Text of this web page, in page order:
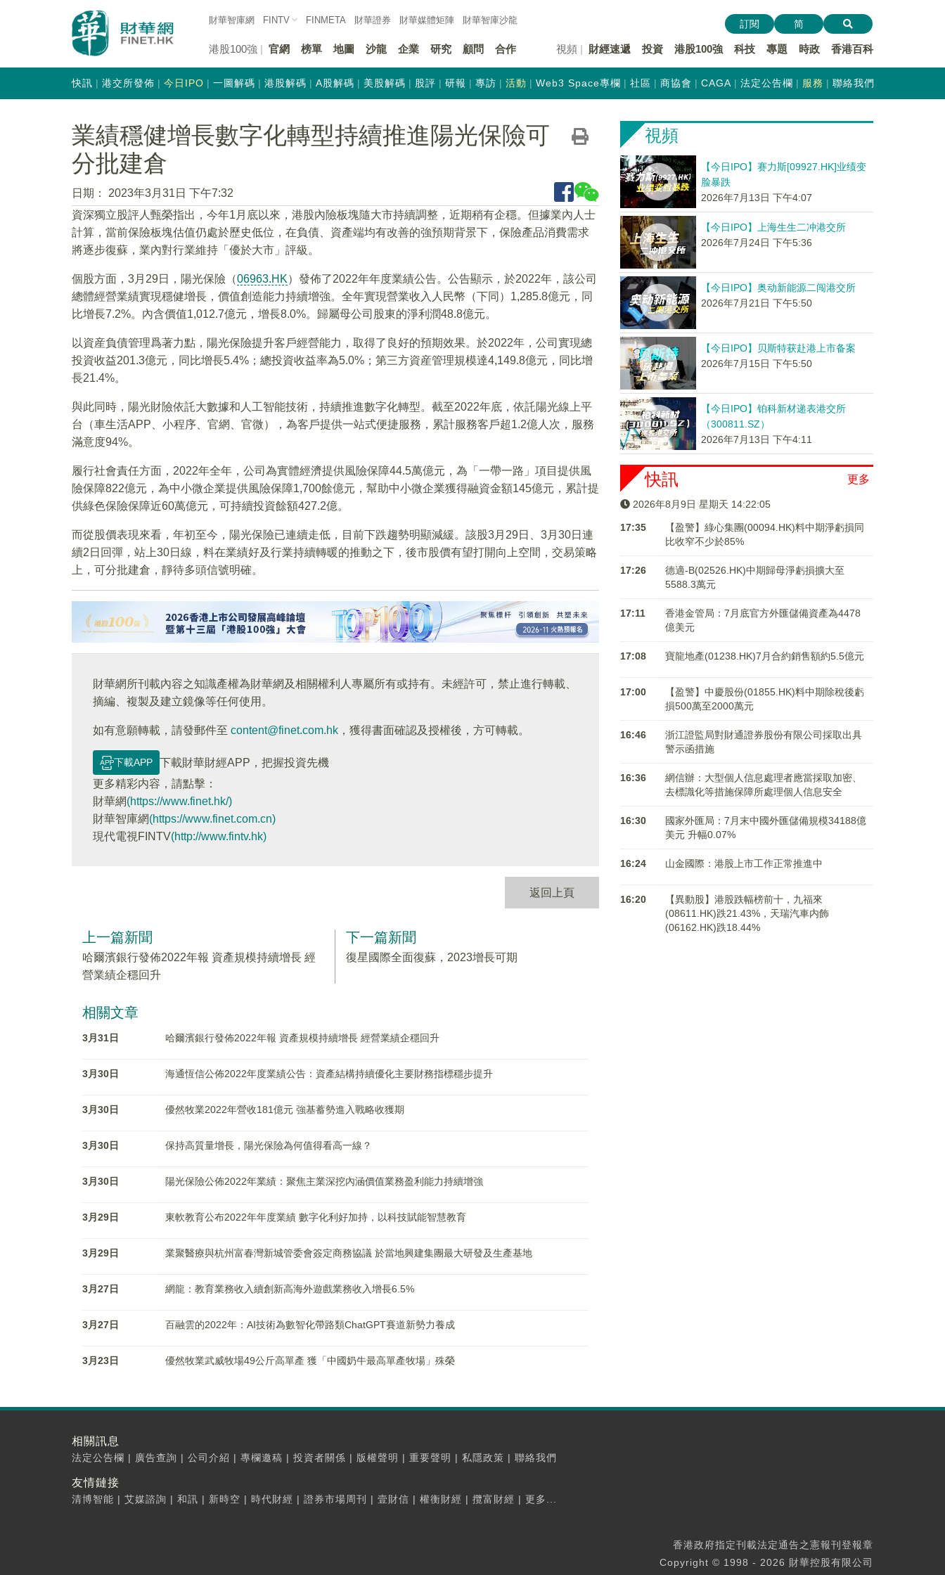
財華智庫網 FINTV FINMETA 財華證券 財華媒體矩陣 財華智庫沙龍
港股100強 官網 榜單 地圖 沙龍 企業 研究 顧問 合作 視頻 財經速遞 投資 港股100強 科技 專題 時政 香港百科
訂閱 简
快訊 港交所發佈 今日IPO 一圖解碼 港股解碼 A股解碼 美股解碼 股評 研報 專訪 活動 Web3 Space專欄 社區 商協會 CAGA 法定公告欄 服務 聯絡我們
業績穩健增長數字化轉型持續推進陽光保險可
分批建倉
日期：
2023年3月31日 下午7:32
資深獨立股評人甄榮指出，今年1月底以來，港股內險板塊隨大市持續調整，近期稍有企穩。但據業內人士
計算，當前保險板塊估值仍處於歷史低位，在負債、資產端均有改善的強預期背景下，保險產品消費需求
將逐步復蘇，業內對行業維持「優於大市」評級。
個股方面，3月29日，陽光保險（06963.HK）發佈了2022年年度業績公告。公告顯示，於2022年，該公司
總體經營業績實現穩健增長，價值創造能力持續增強。全年實現營業收入人民幣（下同）1,285.8億元，同
比增長7.2%。內含價值1,012.7億元，增長8.0%。歸屬母公司股東的淨利潤48.8億元。
以資産負債管理爲著力點，陽光保險提升客戶經營能力，取得了良好的預期效果。於2022年，公司實現總
投資收益201.3億元，同比增長5.4%；總投資收益率為5.0%；第三方資産管理規模達4,149.8億元，同比增
長21.4%。
與此同時，陽光財險依託大數據和人工智能技術，持續推進數字化轉型。截至2022年底，依託陽光線上平
台（車生活APP、小程序、官網、官微），為客戶提供一站式便捷服務，累計服務客戶超1.2億人次，服務
滿意度94%。
履行社會責任方面，2022年全年，公司為實體經濟提供風險保障44.5萬億元，為「一帶一路」項目提供風
險保障822億元，為中小微企業提供風險保障1,700餘億元，幫助中小微企業獲得融資金額145億元，累計提
供綠色保險保障近60萬億元，可持續投資餘額427.2億。
而從股價表現來看，年初至今，陽光保險已連續走低，目前下跌趨勢明顯減緩。該股3月29日、3月30日連
續2日回彈，站上30日線，料在業績好及行業持續轉暖的推動之下，後市股價有望打開向上空間，交易策略
上，可分批建倉，靜待多頭信號明確。
財華網所刊載內容之知識產權為財華網及相關權利人專屬所有或持有。未經許可，禁止進行轉載、
摘編、複製及建立鏡像等任何使用。
如有意願轉載，請發郵件至 content@finet.com.hk ，獲得書面確認及授權後，方可轉載。
下載APP
下載財華財經APP，把握投資先機
更多精彩内容，請點擊：
財華網(https://www.finet.hk/)
財華智庫網(https://www.finet.com.cn)
現代電視FINTV(http://www.fintv.hk)
返回上頁
上一篇新聞
哈爾濱銀行發佈2022年報 資產規模持續增長 經
營業績企穩回升
下一篇新聞
復星國際全面復蘇，2023增長可期
相關文章
3月31日 哈爾濱銀行發佈2022年報 資產規模持續增長 經營業績企穩回升
3月30日 海通恆信公佈2022年度業績公告：資產結構持續優化主要財務指標穩步提升
3月30日 優然牧業2022年營收181億元 強基蓄勢進入戰略收獲期
3月30日 保持高質量增長，陽光保險為何值得看高一線？
3月30日 陽光保險公佈2022年業績：聚焦主業深挖內涵價值業務盈利能力持續增強
3月29日 東軟教育公布2022年年度業績 數字化利好加持，以科技賦能智慧教育
3月29日 業聚醫療與杭州富春灣新城管委會簽定商務協議 於當地興建集團最大研發及生產基地
3月27日 網龍：教育業務收入續創新高海外遊戲業務收入增長6.5%
3月27日 百融雲的2022年：AI技術為數智化帶路類ChatGPT賽道新勢力養成
3月23日 優然牧業武威牧場49公斤高單產 獲「中國奶牛最高單產牧場」殊榮
視頻
【今日IPO】赛力斯[09927.HK]业绩变
脸暴跌
2026年7月13日 下午4:07
【今日IPO】上海生生二冲港交所
2026年7月24日 下午5:36
【今日IPO】奥动新能源二闯港交所
2026年7月21日 下午5:50
【今日IPO】贝斯特获赴港上市备案
2026年7月15日 下午5:50
【今日IPO】铂科新材递表港交所
（300811.SZ）
2026年7月13日 下午4:11
更多
快訊
2026年8月9日 星期天 14:22:06
17:35
【盈警】綠心集團(00094.HK)料中期淨虧損同
比收窄不少於85%
17:26
德適-B(02526.HK)中期歸母淨虧損擴大至
5588.3萬元
17:11
香港金管局：7月底官方外匯儲備資產為4478
億美元
17:08 寶龍地產(01238.HK)7月合約銷售額約5.5億元
17:00
【盈警】中慶股份(01855.HK)料中期除稅後虧
損500萬至2000萬元
16:46
浙江證監局對財通證券股份有限公司採取出具
警示函措施
16:36
網信辦：大型個人信息處理者應當採取加密、
去標識化等措施保障所處理個人信息安全
16:30
國家外匯局：7月末中國外匯儲備規模34188億
美元 升幅0.07%
16:24 山金國際：港股上市工作正常推進中
16:20
【異動股】港股跌幅榜前十，九福來
(08611.HK)跌21.43%，天瑞汽車内飾
(06162.HK)跌18.44%
相關訊息
法定公告欄 | 廣告查詢 | 公司介紹 | 專欄邀稿 | 投資者關係 | 版權聲明 | 重要聲明 | 私隱政策 | 聯絡我們
友情鏈接
清博智能 | 艾媒諮詢 | 和訊 | 新時空 | 時代財經 | 證券市場周刊 | 壹財信 | 權衡財經 | 攬富財經 | 更多...
香港政府指定刊載法定通告之憲報刊登報章
Copyright © 1998 - 2026 財華控股有限公司